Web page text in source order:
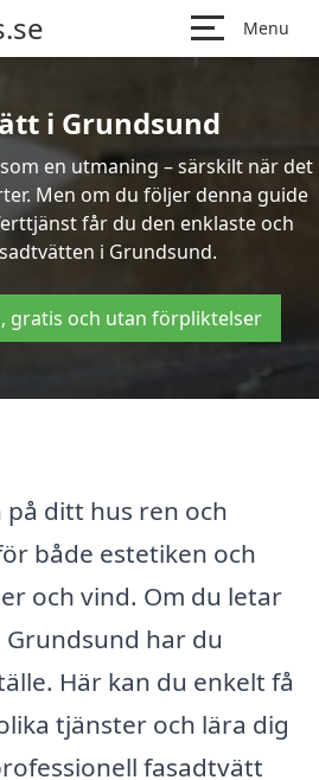
Menu
i Grundsund
en utmaning – särskilt när det
Men om du följer denna guide
får du den enklaste och
i Grundsund.
gratis och utan förpliktelser
ditt hus ren och
både estetiken och
och vind. Om du letar
har du
Här kan du enkelt få
tjänster och lära dig
fasadtvätt